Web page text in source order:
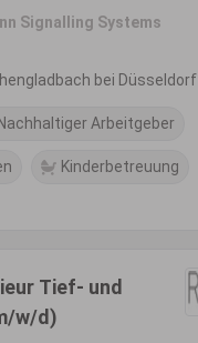
Signalling Systems
bei Düsseldorf
Nachhaltiger Arbeitgeber
Kinderbetreuung
Tief- und
w/d)